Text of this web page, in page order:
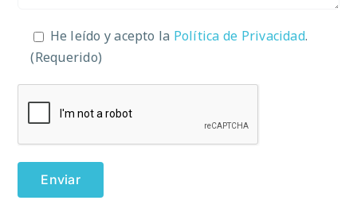
He leído y acepto la Política de Privacidad.
(Requerido)